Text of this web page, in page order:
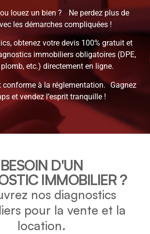
louez un bien ? Ne perdez plus de
les démarches compliquées !
obtenez votre devis 100% gratuit et
immobiliers obligatoires (DPE,
etc.) directement en ligne.
conforme à la réglementation. Gagnez
et vendez l’esprit tranquille !
BESOIN D'UN
IMMOBILIER ?
nos diagnostics
pour la vente et la
location.